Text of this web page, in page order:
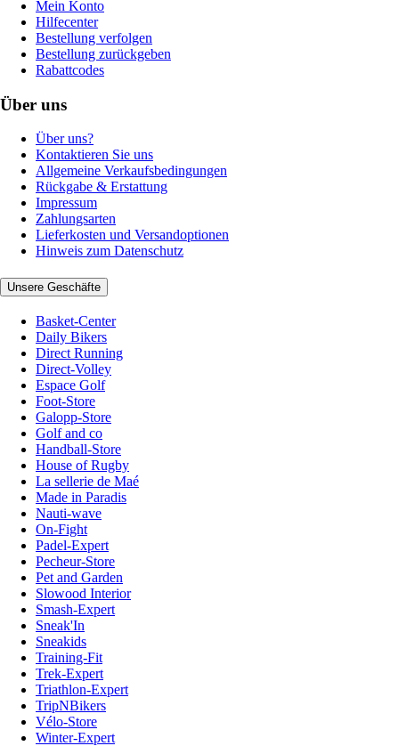
Mein Konto
Hilfecenter
Bestellung verfolgen
Bestellung zurückgeben
Rabattcodes
Über uns
Über uns?
Kontaktieren Sie uns
Allgemeine Verkaufsbedingungen
Rückgabe & Erstattung
Impressum
Zahlungsarten
Lieferkosten und Versandoptionen
Hinweis zum Datenschutz
Unsere Geschäfte
Basket-Center
Daily Bikers
Direct Running
Direct-Volley
Espace Golf
Foot-Store
Galopp-Store
Golf and co
Handball-Store
House of Rugby
La sellerie de Maé
Made in Paradis
Nauti-wave
On-Fight
Padel-Expert
Pecheur-Store
Pet and Garden
Slowood Interior
Smash-Expert
Sneak'In
Sneakids
Training-Fit
Trek-Expert
Triathlon-Expert
TripNBikers
Vélo-Store
Winter-Expert